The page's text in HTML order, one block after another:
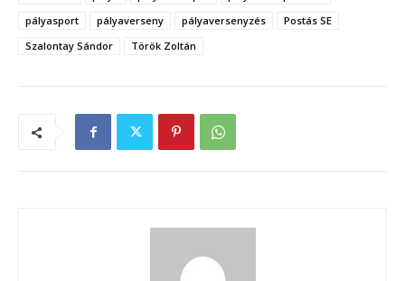
pályasport
pályaverseny pályaversenyzés
Postás SE
Szalontay Sándor
Török Zoltán